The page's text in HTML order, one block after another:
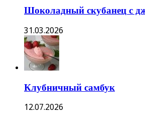
Шоколадный скубанец с
31.03.2026
Клубничный самбук
12.07.2026